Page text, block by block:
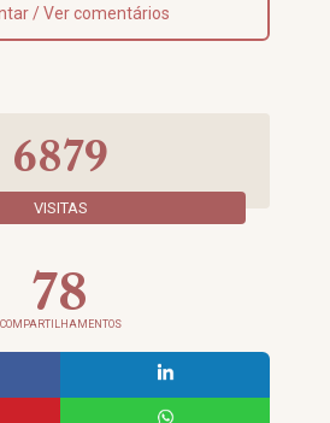
6879
VISITAS
78
COMPARTILHAMENTOS
/ Ver comentários